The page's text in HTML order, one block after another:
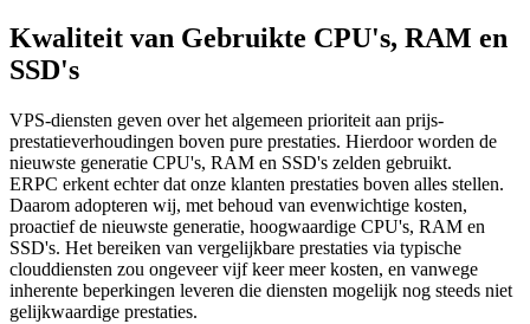
Kwaliteit van Gebruikte CPU's, RAM en
SSD's
VPS-diensten geven over het algemeen prioriteit aan prijs-
prestatieverhoudingen boven pure prestaties. Hierdoor worden de
nieuwste generatie CPU's, RAM en SSD's zelden gebruikt.
ERPC erkent echter dat onze klanten prestaties boven alles stellen.
Daarom adopteren wij, met behoud van evenwichtige kosten,
proactief de nieuwste generatie, hoogwaardige CPU's, RAM en
SSD's. Het bereiken van vergelijkbare prestaties via typische
clouddiensten zou ongeveer vijf keer meer kosten, en vanwege
inherente beperkingen leveren die diensten mogelijk nog steeds niet
gelijkwaardige prestaties.